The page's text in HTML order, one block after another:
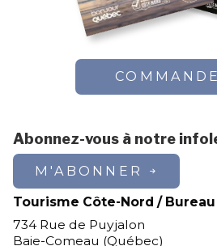
Abonnez-vous à notre
M'ABONNER
Tourisme Côte-Nord /
734 Rue de Puyjalon
Baie-Comeau (Québec)